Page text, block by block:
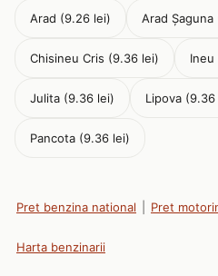
Arad (9.26 lei) Arad
Chisineu Cris (9.36 lei) Ineu
Julita (9.36 lei) Lipova (9.36
Pancota (9.36 lei)
Pret benzina national Pret
Harta benzinarii